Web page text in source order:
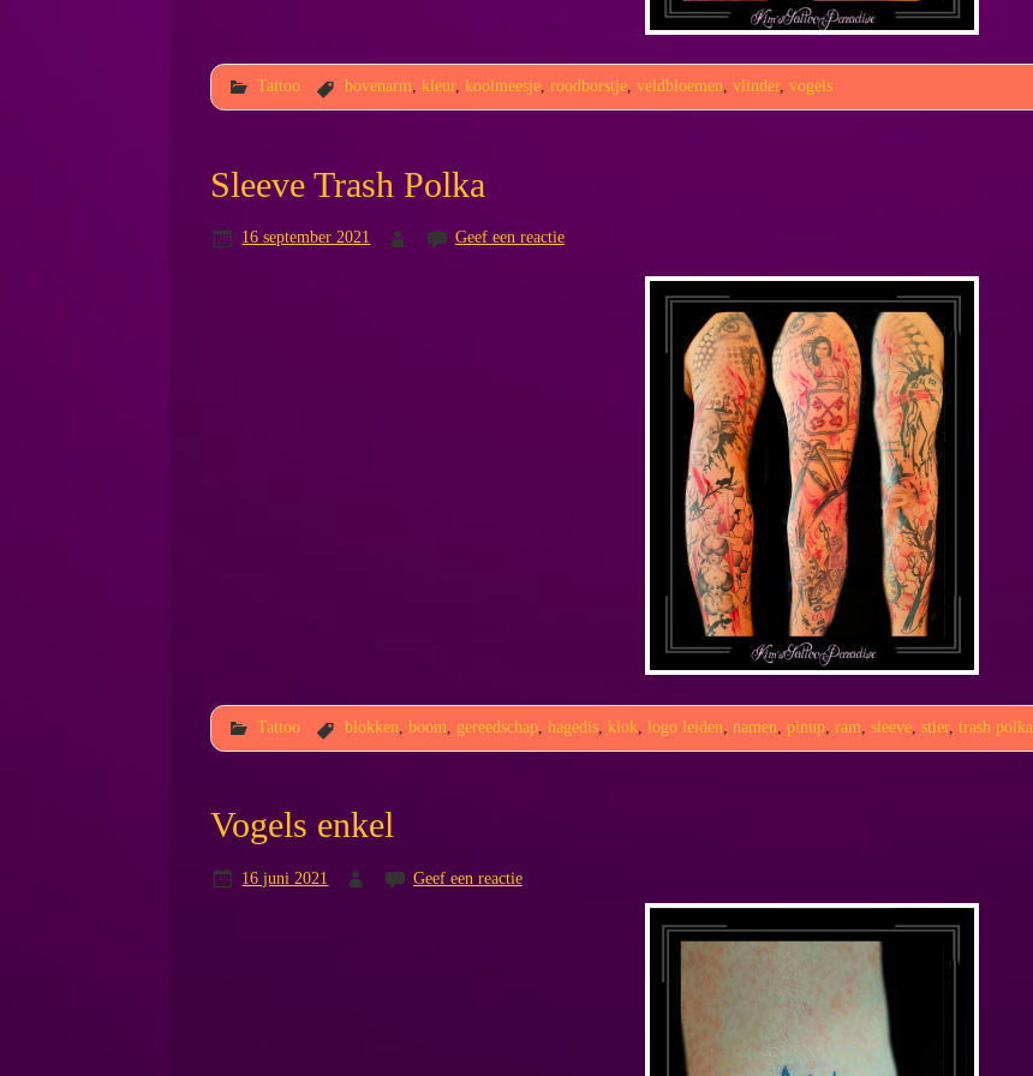
Tattoo bovenarm, kleur, koolmeesje, roodborstje,veldbloemen,vlinder,vogels
Sleeve Trash Polka
16 september 2021 Geef een reactie
Tattoo blokken ,boom gereedschap ,hagedis klok logo leiden namen pinup ram ,sleeve ,stier,trash polka
Vogels enkel
16 juni 2021 Geef een reactie